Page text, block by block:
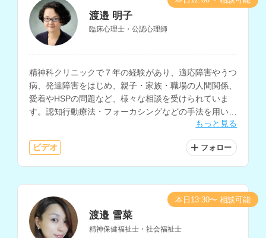
渡邉 明子
臨床心理士・公認心理師
精神科クリニックで７年の経験があり、適応障害やうつ
病、発達障害をはじめ、親子・家族・職場の人間関係、
愛着やHSPの問題など、様々な相談を受けられていま
す。認知行動療法・フォーカシングなどの手法を用いて
自己理解を深めるサポートも行っておられます。もっと見る
ビデオ フォロー
渡邉 雪菜
精神保健福祉士・社会福祉士
本日13:30〜 相談可能